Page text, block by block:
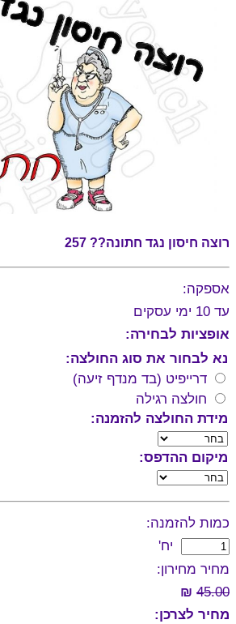
רוצה חיסון נגד חתונה?? 257
אספקה:
עד 10 ימי עסקים
אופציות לבחירה:
נא לבחור את סוג החולצה:
דרייפיט (בד מנדף זיעה)
חולצה רגילה
מידת החולצה להזמנה:
מיקום ההדפס:
כמות להזמנה:
יח'
מחיר מחירון:
45.00
₪
מחיר לצרכן: